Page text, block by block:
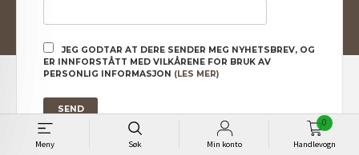
Meny Søk Min konto Handlevogn
0
JEG GODTAR AT DERE SENDER MEG NYHETSBREV, OG
ER INNFORSTÅTT MED VILKÅRENE FOR BRUK AV
PERSONLIG INFORMASJON (LES MER)